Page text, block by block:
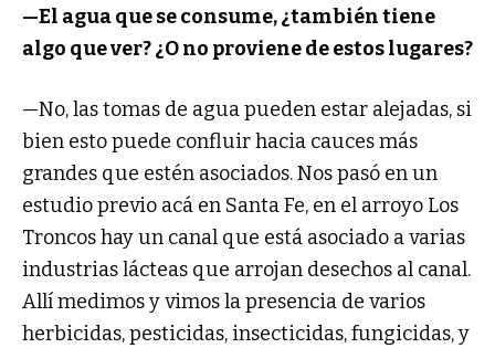
—El agua que se consume, ¿también tiene
algo que ver? ¿O no proviene de estos lugares?
—No, las tomas de agua pueden estar alejadas, si
bien esto puede confluir hacia cauces más
grandes que estén asociados. Nos pasó en un
estudio previo acá en Santa Fe, en el arroyo Los
Troncos hay un canal que está asociado a varias
industrias lácteas que arrojan desechos al canal.
Allí medimos y vimos la presencia de varios
herbicidas, pesticidas, insecticidas, fungicidas, y